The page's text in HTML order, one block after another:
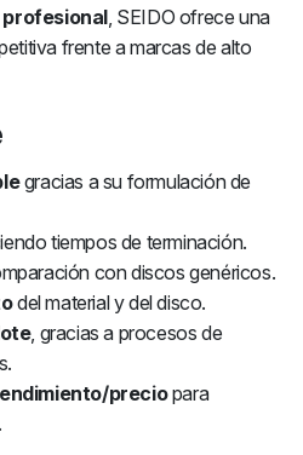
, SEIDO ofrece una
frente a marcas de alto
gracias a su formulación de
tiempos de terminación.
con discos genéricos.
del material y del disco.
, gracias a procesos de
preciopara